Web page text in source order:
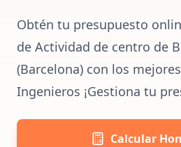
Obtén tu presupuesto
de Actividad de centro de
(Barcelona) con los
Ingenieros ¡Gestiona tu
Calcular